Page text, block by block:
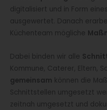
digitalisiert und in Form eines
ausgewertet. Danach
Küchenteam mögliche
Dabei binden wir alle
Kommune, Caterer, Eltern,
gemeinsam können die
Schnittstellen umgesetzt
zeitnah umgesetzt und